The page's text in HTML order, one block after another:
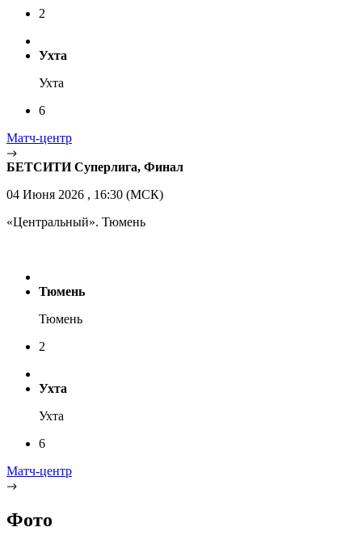
2
Ухта
Ухта
6
Матч-центр
БЕТСИТИ Суперлига, Финал
04 Июня 2026 , 16:30 (МСК)
«Центральный». Тюмень
Тюмень
Тюмень
2
Ухта
Ухта
6
Матч-центр
Фото